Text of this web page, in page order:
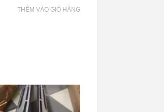
THÊM VÀO GIỎ HÀNG